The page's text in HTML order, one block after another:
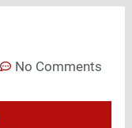
No Comments